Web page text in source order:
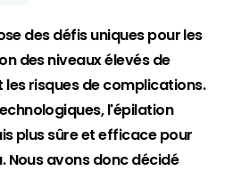
des défis uniques pour les
des niveaux élevés de
risques de complications.
l'épilation
plus sûre et efficace pour
Nous avons donc décidé